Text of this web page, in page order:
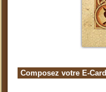
Composez votre E-Card